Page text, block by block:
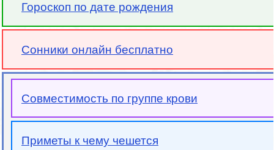
Гороскоп по дате рождения
Сонники онлайн бесплатно
Совместимость по группе крови
Приметы к чему чешется